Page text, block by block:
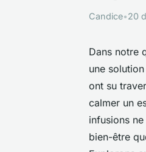
Candice•20
Dans notre
une
ont su
calmer un
infusions
bien-être